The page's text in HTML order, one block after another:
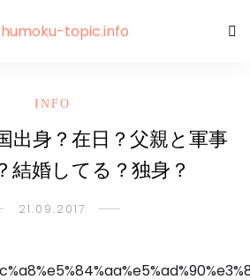
INFO
出身？在日？父親と軍事
結婚してる？独身？
21.09.2017